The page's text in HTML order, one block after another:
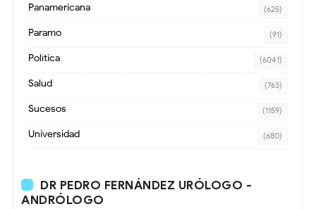
Panamericana (625)
Paramo (91)
Política (6041)
Salud (763)
Sucesos (1159)
Universidad (680)
DR PEDRO FERNÁNDEZ URÓLOGO -
ANDRÓLOGO